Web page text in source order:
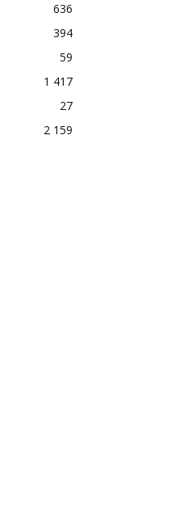
636
394
59
1 417
27
2 159